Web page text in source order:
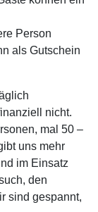
Person
als Gutschein
nicht.
mal 50 –
uns mehr
im Einsatz
den
sind gespannt,